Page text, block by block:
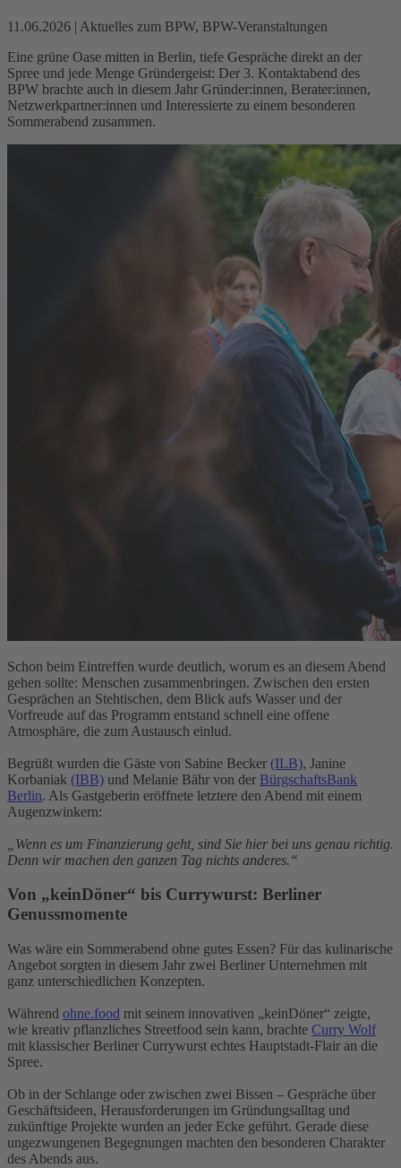
11.06.2026 | Aktuelles zum BPW, BPW-Veranstaltungen
Eine grüne Oase mitten in Berlin, tiefe Gespräche direkt an der
Spree und jede Menge Gründergeist: Der 3. Kontaktabend des
BPW brachte auch in diesem Jahr Gründer:innen, Berater:innen,
Netzwerkpartner:innen und Interessierte zu einem besonderen
Sommerabend zusammen.
Schon beim Eintreffen wurde deutlich, worum es an diesem Abend
gehen sollte: Menschen zusammenbringen. Zwischen den ersten
Gesprächen an Stehtischen, dem Blick aufs Wasser und der
Vorfreude auf das Programm entstand schnell eine offene
Atmosphäre, die zum Austausch einlud.
Begrüßt wurden die Gäste von Sabine Becker (ILB), Janine
Korbaniak (IBB) und Melanie Bähr von der BürgschaftsBank
Berlin. Als Gastgeberin eröffnete letztere den Abend mit einem
Augenzwinkern:
„Wenn es um Finanzierung geht, sind Sie hier bei uns genau richtig.
Denn wir machen den ganzen Tag nichts anderes.“
Von „keinDöner“ bis Currywurst: Berliner
Genussmomente
Was wäre ein Sommerabend ohne gutes Essen? Für das kulinarische
Angebot sorgten in diesem Jahr zwei Berliner Unternehmen mit
ganz unterschiedlichen Konzepten.
Während ohne.food mit seinem innovativen „keinDöner“ zeigte,
wie kreativ pflanzliches Streetfood sein kann, brachte Curry Wolf
mit klassischer Berliner Currywurst echtes Hauptstadt-Flair an die
Spree.
Ob in der Schlange oder zwischen zwei Bissen – Gespräche über
Geschäftsideen, Herausforderungen im Gründungsalltag und
zukünftige Projekte wurden an jeder Ecke geführt. Gerade diese
ungezwungenen Begegnungen machten den besonderen Charakter
des Abends aus.